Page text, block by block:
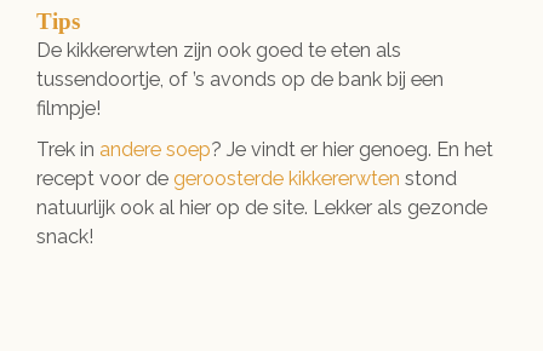
Tips
De kikkererwten zijn ook goed te eten als
tussendoortje, of ’s avonds op de bank bij een
filmpje!
Trek in andere soep? Je vindt er hier genoeg. En het
recept voor de geroosterde kikkererwten stond
natuurlijk ook al hier op de site. Lekker als gezonde
snack!